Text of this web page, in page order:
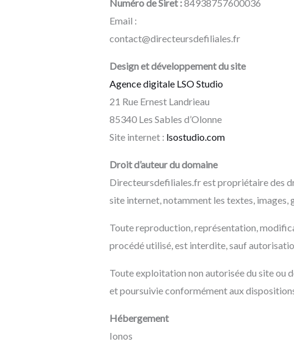
Numéro de Siret :84938757600036
Email :
contact@directeursdefiliales.fr
Design et développement du site
Agence digitale LSO Studio
21 Rue Ernest Landrieau
85340 Les Sables d’Olonne
Site internet : lsostudio.com
Droit d’auteur du domaine
Directeursdefiliales.fr est propriétaire des
site internet, notamment les textes, images,
Toute reproduction, représentation,
procédé utilisé, est interdite, sauf
Toute exploitation non autorisée du site ou
et poursuivie conformément aux
Hébergement
Ionos